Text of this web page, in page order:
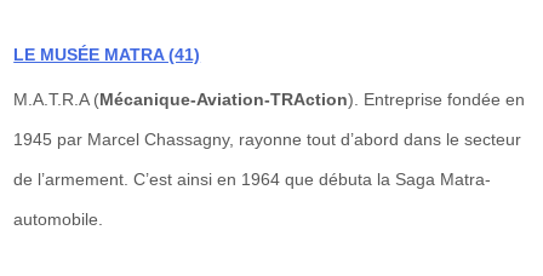
LE MUSÉE MATRA (41)
M.A.T.R.A (Mécanique-Aviation-TRAction). Entreprise fondée en
1945 par Marcel Chassagny, rayonne tout d’abord dans le secteur
de l’armement. C’est ainsi en 1964 que débuta la Saga Matra-
automobile.